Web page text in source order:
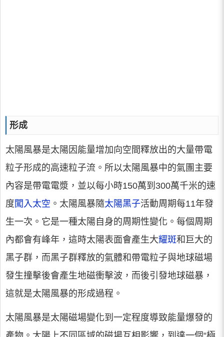
形成
太陽風暴是太陽因能量增加向空間釋放出的大量帶電
粒子形成的高速粒子流。所以太陽風暴中的氣團主要
內容是帶電電漿，並以每小時150萬到300萬千米的速
度闖入太空 。太陽風暴隨太陽黑子活動周期每11年發
生一次。它是一種太陽自身的周期性變化。每個周期
內都會有峰年，這時太陽表面會產生大耀斑和巨大的
黑子群，而黑子群釋放的氣體和帶電粒子與地球磁場
發生撞擊後會產生地磁衝擊波，而後引發地球磁暴，
這就是太陽風暴的形成過程。
太陽風暴是太陽磁場變化到一定程度導致能量爆發的